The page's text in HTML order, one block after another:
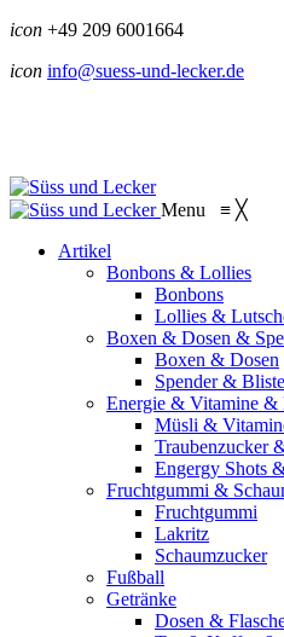
icon +49 209 6001664
icon info@suess-und-lecker.de
Menu ≡ ╳
Artikel
Bonbons & Lollies
Bonbons
Lollies &
Boxen & Dosen &
Boxen & Dosen
Spender &
Energie & Vitamine &
Müsli &
Traubenzucker
Engergy Shots
Fruchtgummi &
Fruchtgummi
Lakritz
Schaumzucker
Fußball
Getränke
Dosen &